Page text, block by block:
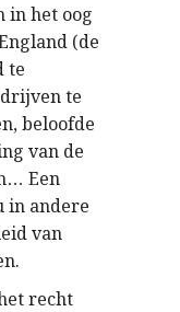
in het oog
(de
te
te
beloofde
van de
… Een
in andere
van
recht